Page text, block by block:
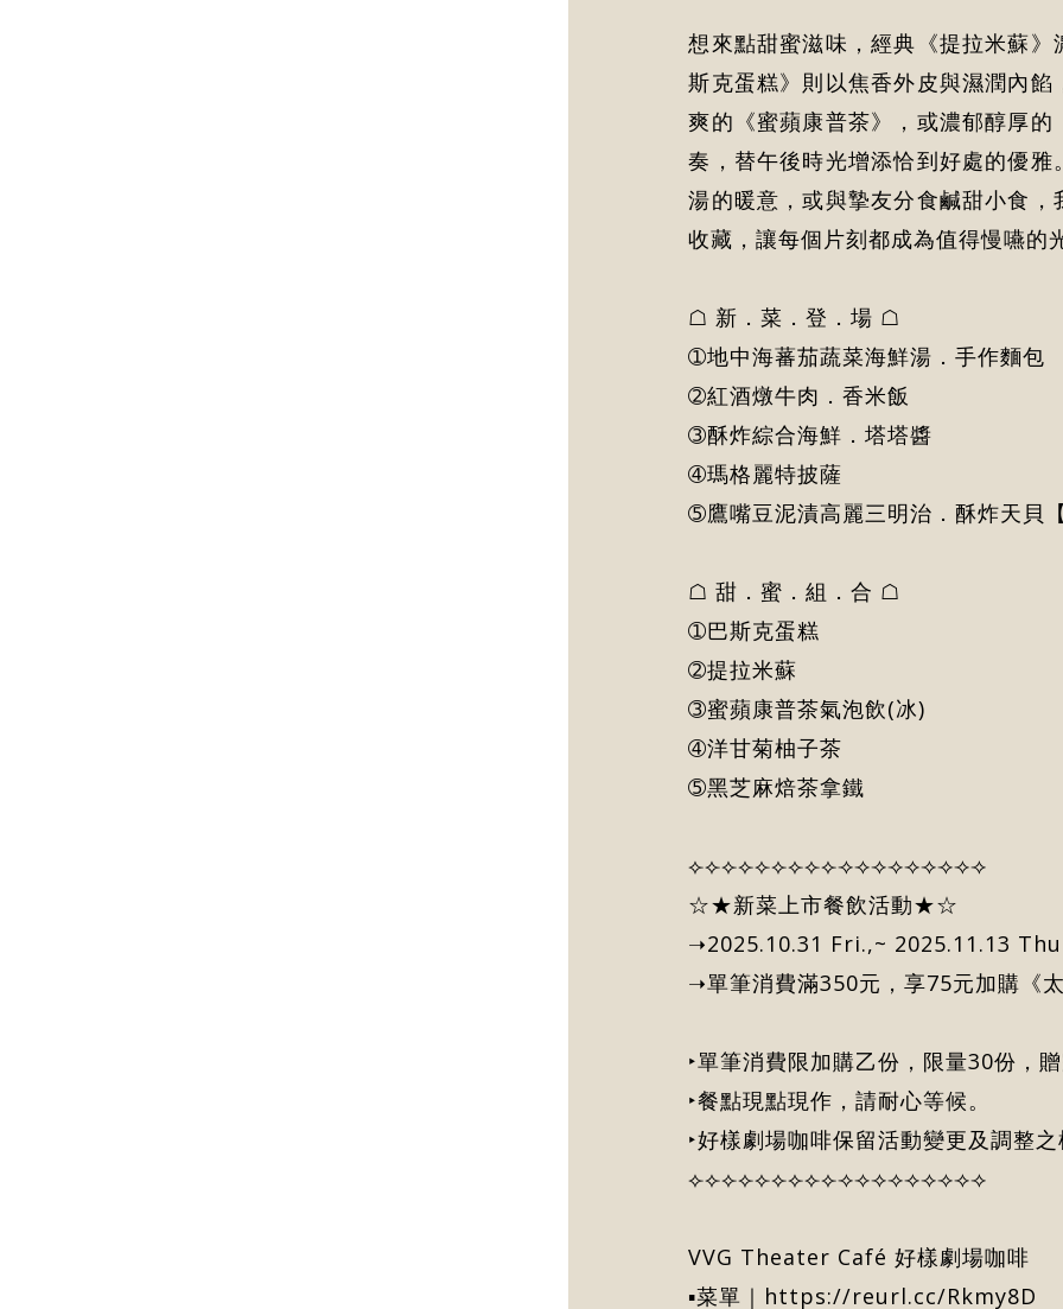
想來點甜蜜滋味，經典《提拉米蘇
斯克蛋糕》則以焦香外皮與濕潤內
爽的《蜜蘋康普茶》，或濃郁醇厚
奏，替午後時光增添恰到好處的優
湯的暖意，或與摯友分食鹹甜小食
收藏，讓每個片刻都成為值得慢嚥的
☖ 新．菜．登．場 ☖
➀地中海蕃茄蔬菜海鮮湯．手作麵包
➁紅酒燉牛肉．香米飯
➂酥炸綜合海鮮．塔塔醬
➃瑪格麗特披薩
➄鷹嘴豆泥漬高麗三明治．酥炸天貝【
☖ 甜．蜜．組．合 ☖
➀巴斯克蛋糕
➁提拉米蘇
➂蜜蘋康普茶氣泡飲(冰)
➃洋甘菊柚子茶
➄黑芝麻焙茶拿鐵
⟣⟣⟣⟣⟣⟣⟣⟣⟣⟢⟢⟢⟢⟢⟢⟢⟢⟢
☆★新菜上市餐飲活動★☆
➝2025.10.31 Fri.,~ 2025.11.13 Thu
➝單筆消費滿350元，享75元加購《
‣單筆消費限加購乙份，限量30份，
‣餐點現點現作，請耐心等候。
‣好樣劇場咖啡保留活動變更及調整之
⟣⟣⟣⟣⟣⟣⟣⟣⟣⟢⟢⟢⟢⟢⟢⟢⟢⟢
VVG Theater Café 好樣劇場咖啡
▪菜單｜ https://reurl.cc/Rkmy8D​